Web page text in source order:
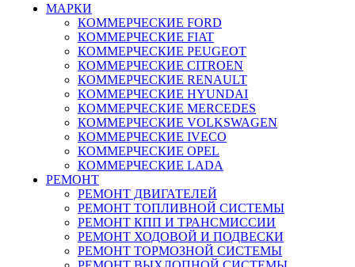
МАРКИ
КОММЕРЧЕСКИЕ FORD
КОММЕРЧЕСКИЕ FIAT
КОММЕРЧЕСКИЕ PEUGEOT
КОММЕРЧЕСКИЕ CITROEN
КОММЕРЧЕСКИЕ RENAULT
КОММЕРЧЕСКИЕ HYUNDAI
КОММЕРЧЕСКИЕ MERCEDES
КОММЕРЧЕСКИЕ VOLKSWAGEN
КОММЕРЧЕСКИЕ IVECO
КОММЕРЧЕСКИЕ OPEL
КОММЕРЧЕСКИЕ LADA
РЕМОНТ
РЕМОНТ ДВИГАТЕЛЕЙ
РЕМОНТ ТОПЛИВНОЙ СИСТЕМЫ
РЕМОНТ КПП И ТРАНСМИССИИ
РЕМОНТ ХОДОВОЙ И ПОДВЕСКИ
РЕМОНТ ТОРМОЗНОЙ СИСТЕМЫ